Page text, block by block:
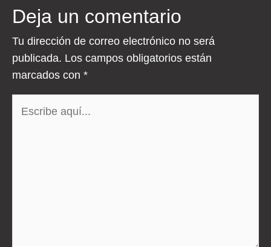
Deja un comentario
Tu dirección de correo electrónico no será
publicada. Los campos obligatorios están
marcados con *
aquí...